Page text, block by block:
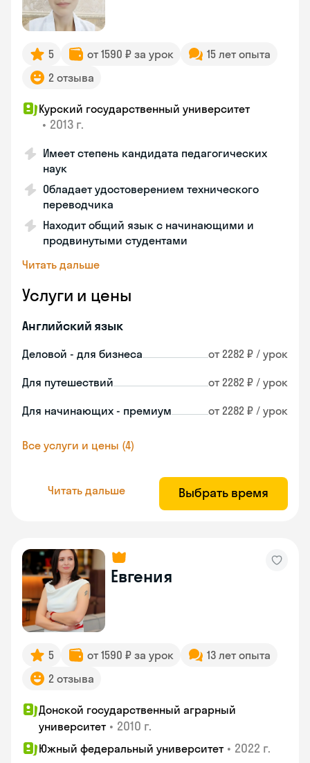
5 от 1590 ₽ за урок
15 лет опыта
2 отзыва
Курский государственный университет
• 2013 г.
Имеет степень кандидата педагогических
наук
Обладает удостоверением технического
переводчика
Находит общий язык с начинающими и
продвинутыми студентами
Читать дальше
Услуги и цены
Английский язык
Деловой - для бизнеса от 2282 ₽ / урок
Для путешествий от 2282 ₽ / урок
Для начинающих - премиум от 2282 ₽ / урок
Все услуги и цены (4)
Читать дальше Выбрать время
Евгения
5 от 1590 ₽ за урок
13 лет опыта
2 отзыва
Донской государственный аграрный
университет • 2010 г.
Южный федеральный университет • 2022 г.